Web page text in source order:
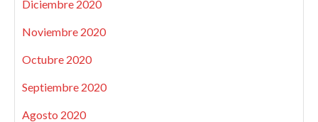
Diciembre 2020
Noviembre 2020
Octubre 2020
Septiembre 2020
Agosto 2020